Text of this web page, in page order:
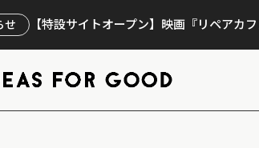
せ 【特設サイトオープン】映画『リペアカ